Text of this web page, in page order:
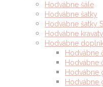
Hodvábne šále
Hodvábne šatky
Hodvábne šatky
Hodvábne kravaty
Hodvábne
Hodvábne
Hodvábne
Hodvábne
Hodvábne